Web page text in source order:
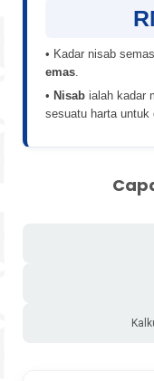
• Kadar nisab
emas.
• Nisab ialah kadar
sesuatu harta untuk